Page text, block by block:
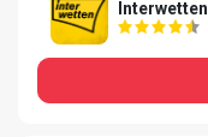
Interwetten